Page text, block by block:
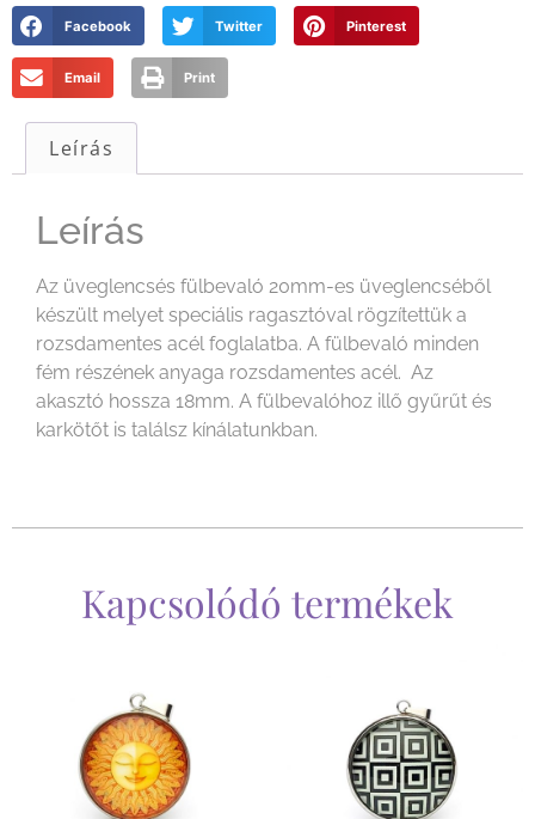
Facebook Twitter Pinterest
Email Print
Leírás
Leírás
Az üveglencsés fülbevaló 20mm-es üveglencséből
készült melyet speciális ragasztóval rögzítettük a
rozsdamentes acél foglalatba. A fülbevaló minden
fém részének anyaga rozsdamentes acél. Az
akasztó hossza 18mm. A fülbevalóhoz illő gyűrűt és
karkötőt is találsz kínálatunkban.
Kapcsolódó termékek